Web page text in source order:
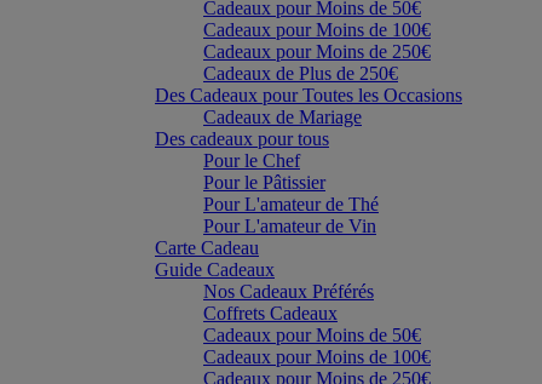
Cadeaux pour Moins de 50€
Cadeaux pour Moins de 100€
Cadeaux pour Moins de 250€
Cadeaux de Plus de 250€
Des Cadeaux pour Toutes les Occasions
Cadeaux de Mariage
Des cadeaux pour tous
Pour le Chef
Pour le Pâtissier
Pour L'amateur de Thé
Pour L'amateur de Vin
Carte Cadeau
Guide Cadeaux
Nos Cadeaux Préférés
Coffrets Cadeaux
Cadeaux pour Moins de 50€
Cadeaux pour Moins de 100€
Cadeaux pour Moins de 250€